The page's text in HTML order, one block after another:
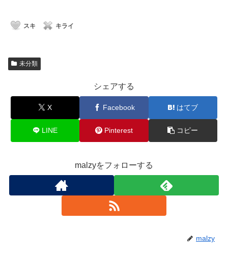
スキ キライ
未分類
シェアする
X Facebook はてブ
LINE Pinterest コピー
malzyをフォローする
malzy